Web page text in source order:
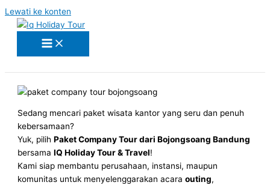
Lewati ke konten
Sedang mencari paket wisata kantor yang seru dan penuh
kebersamaan?
Yuk, pilihPaket Company Tour dari Bojongsoang Bandung
bersamaIQ Holiday Tour & Travel!
Kami siap membantu perusahaan, instansi, maupun
komunitas untuk menyelenggarakan acaraouting,